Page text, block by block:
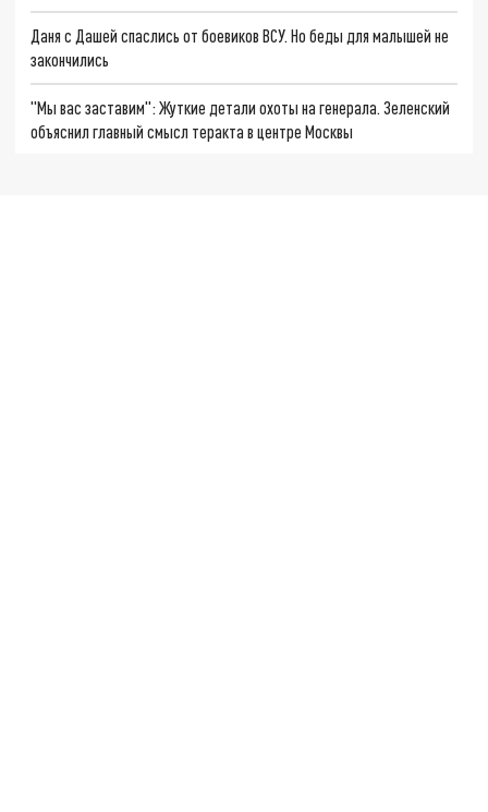
Даня с Дашей спаслись от боевиков ВСУ. Но беды для малышей не
закончились
"Мы вас заставим": Жуткие детали охоты на генерала. Зеленский
объяснил главный смысл теракта в центре Москвы